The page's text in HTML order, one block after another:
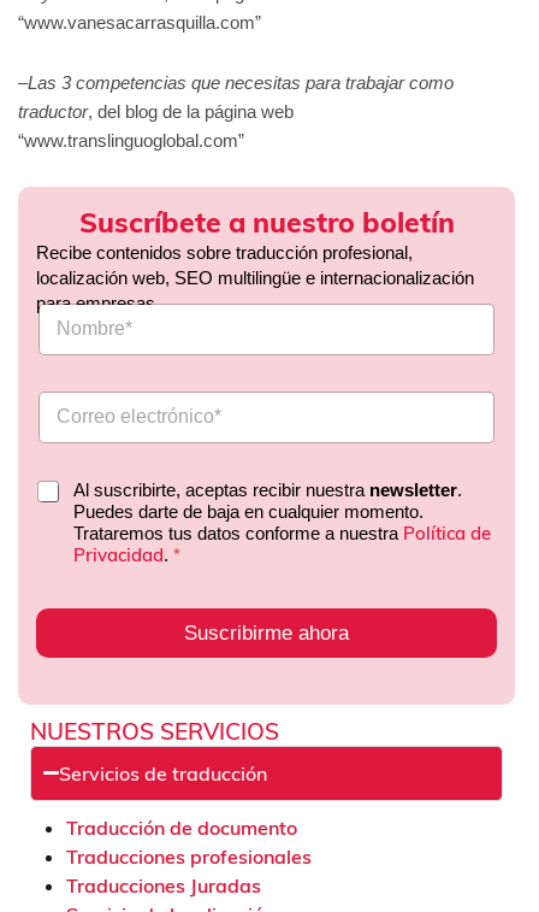
“www.vanesacarrasquilla.com”
–Las 3 competencias que necesitas para trabajar como
traductor, del blog de la página web
“www.translinguoglobal.com”
Suscríbete a nuestro boletín
Recibe contenidos sobre traducción profesional,
localización web, SEO multilingüe e internacionalización
para empresas.
Al suscribirte, aceptas recibir nuestra newsletter.
Puedes darte de baja en cualquier momento.
Trataremos tus datos conforme a nuestra Política de
Privacidad. *
Suscribirme ahora
NUESTROS SERVICIOS
Servicios de traducción
Traducción de documento
Traducciones profesionales
Traducciones Juradas